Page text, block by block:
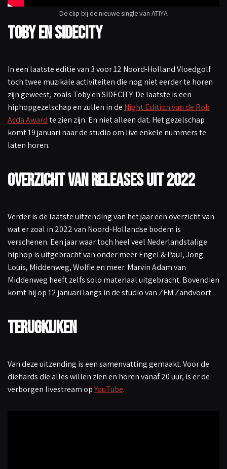
De clip bij de nieuwe single van ATIYA
Toby en SIDECITY
In een laatste editie van 3 voor 12 Noord-Holland Vloedgolf
toch twee muzikale activiteiten die nog niet eerder te horen
zijn geweest, zoals Toby en SIDECITY. De laatste is een
hiphopgezelschap en zullen in de Night Edition van de Rob
Acda Awardte zien zijn. En niet alleen dat. Het gezelschap
komt 19 januari naar de studio om live enkele nummers te
laten horen.
Overzicht van releases uit 2022
Verder is de laatste uitzending van het jaar een overzicht van
wat er zoal in 2022 van Noord-Hollandse bodem is
verschenen. Een jaar waar toch heel veel Nederlandstalige
hiphop is uitgebracht van onder meer Engel & Paul, Jong
Louis, Middenweg, Wolfie en meer. Marvin Adam van
Middenweg heeft zelfs solo materiaal uitgebracht. Bovendien
komt hij op 12 januari langs in de studio van ZFM Zandvoort.
Terugkijken
Van deze uitzending is een samenvatting gemaakt. Voor de
diehards die alles willen zien en horen vanaf 20 uur, is er de
verborgen livestream opYouTube.